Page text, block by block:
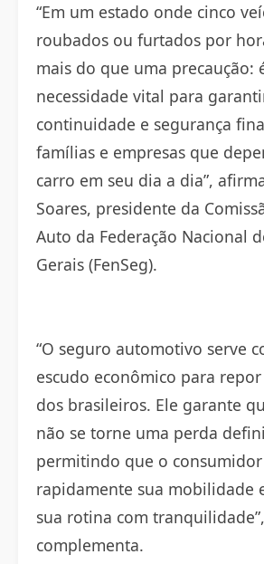
“Em um estado onde cinco
roubados ou furtados por
mais do que uma precaução:
necessidade vital para
continuidade e segurança
famílias e empresas que
carro em seu dia a dia”,
Soares, presidente da
Auto da Federação Nacional
Gerais (FenSeg).
“O seguro automotivo serve
escudo econômico para
dos brasileiros. Ele garante
não se torne uma perda
permitindo que o
rapidamente sua mobilidade
sua rotina com tranquilidade”,
complementa.